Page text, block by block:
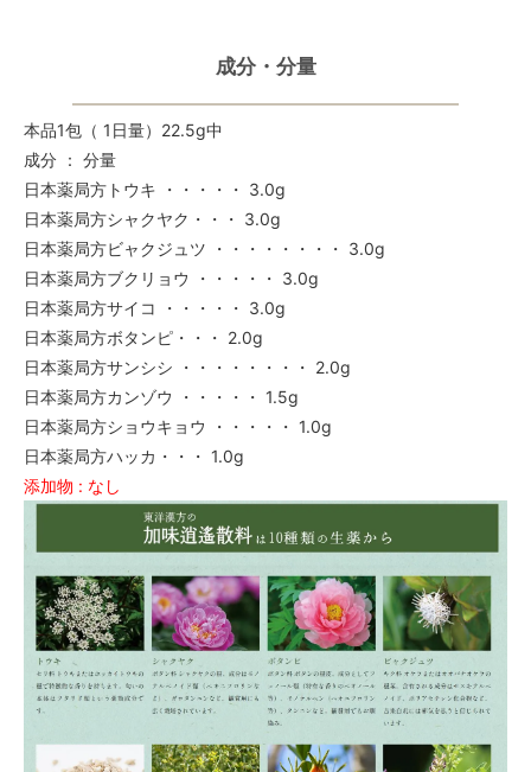
成分・分量
本品1包（ 1日量）22.5g中
成分 ： 分量
日本薬局方トウキ ・・・・・ 3.0g
日本薬局方シャクヤク・・・ 3.0g
日本薬局方ビャクジュツ ・・・・・・・・ 3.0g
日本薬局方ブクリョウ ・・・・・ 3.0g
日本薬局方サイコ ・・・・・ 3.0g
日本薬局方ボタンピ・・・ 2.0g
日本薬局方サンシシ ・・・・・・・・ 2.0g
日本薬局方カンゾウ ・・・・・ 1.5g
日本薬局方ショウキョウ ・・・・・ 1.0g
日本薬局方ハッカ・・・ 1.0g
添加物 : なし